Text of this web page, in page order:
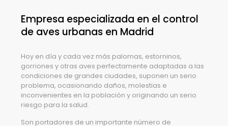
Empresa especializada en el control
de aves urbanas en Madrid
Hoy en día y cada vez más palomas, estorninos,
gorriones y otras aves perfectamente adaptadas a las
condiciones de grandes ciudades, suponen un serio
problema, ocasionando daños, molestias e
inconvenientes en la población y originando un serio
riesgo para la salud.
Son portadores de un importante número de